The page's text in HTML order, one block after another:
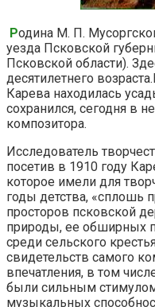
Родина М. П.
уезда Псковской
Псковской области).
десятилетнего
Карева находилась
сохранился, сегодня в
композитора.
Исследователь
посетив в 1910 году
которое имели для
годы детства, «сплошь
просторов псковской
природы, ее обширных
среди сельского
свидетельств самого
впечатления, в том
были сильным стимулом
музыкальных